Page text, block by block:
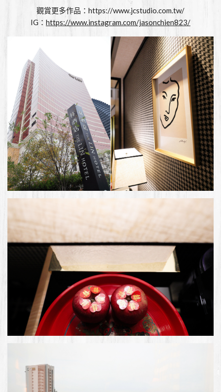
觀賞更多作品： https://www.jcstudio.com.tw/
IG： https://www.instagram.com/jasonchien823/